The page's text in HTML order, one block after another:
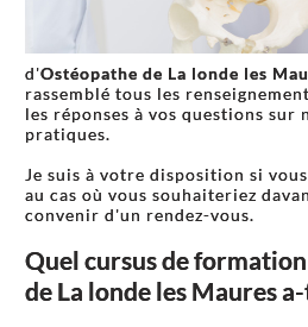
d'Ostéopathe de La londe les
rassemblé tous les
les réponses à vos questions sur
pratiques.
Je suis à votre disposition si
au cas où vous souhaiteriez
convenir d'un rendez-vous.
Quel cursus de
de La londe les Maures